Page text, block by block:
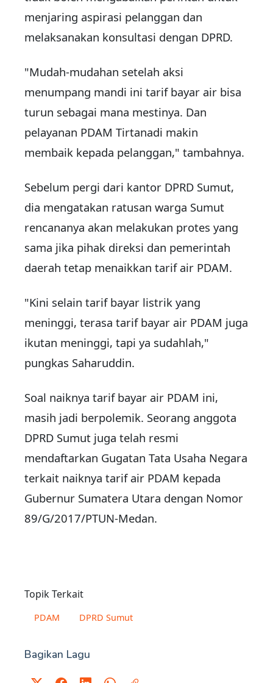
menjaring aspirasi pelanggan dan
melaksanakan konsultasi dengan DPRD.
"Mudah-mudahan setelah aksi
menumpang mandi ini tarif bayar air bisa
turun sebagai mana mestinya. Dan
pelayanan PDAM Tirtanadi makin
membaik kepada pelanggan," tambahnya.
Sebelum pergi dari kantor DPRD Sumut,
dia mengatakan ratusan warga Sumut
rencananya akan melakukan protes yang
sama jika pihak direksi dan pemerintah
daerah tetap menaikkan tarif air PDAM.
"Kini selain tarif bayar listrik yang
meninggi, terasa tarif bayar air PDAM juga
ikutan meninggi, tapi ya sudahlah,"
pungkas Saharuddin.
Soal naiknya tarif bayar air PDAM ini,
masih jadi berpolemik. Seorang anggota
DPRD Sumut juga telah resmi
mendaftarkan Gugatan Tata Usaha Negara
terkait naiknya tarif air PDAM kepada
Gubernur Sumatera Utara dengan Nomor
89/G/2017/PTUN-Medan.
Topik Terkait
PDAM DPRD Sumut
Bagikan Lagu